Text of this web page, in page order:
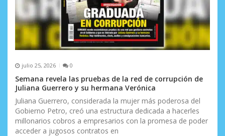
julio 25, 2026 0
Semana revela las pruebas de la red de corrupción de
Juliana Guerrero y su hermana Verónica
Juliana Guerrero, considerada la mujer más poderosa del
Gobierno Petro, creó una estructura dedicada a hacerles
millonarios cobros a empresarios con la promesa de poder
acceder a jugosos contratos en